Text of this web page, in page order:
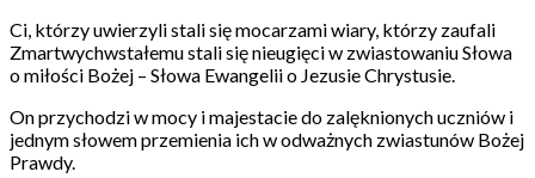
Ci, którzy uwierzyli stali się mocarzami wiary, którzy zaufali
Zmartwychwstałemu stali się nieugięci w zwiastowaniu Słowa
o miłości Bożej – Słowa Ewangelii o Jezusie Chrystusie.
On przychodzi w mocy i majestacie do zalęknionych uczniów i
jednym słowem przemienia ich w odważnych zwiastunów Bożej
Prawdy.